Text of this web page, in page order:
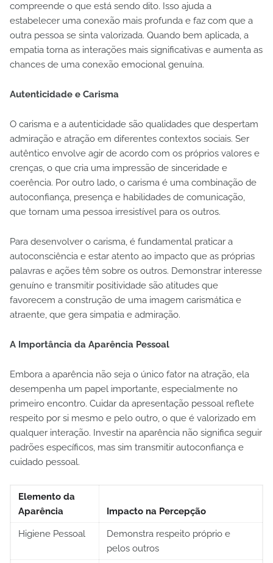
compreende o que está sendo dito. Isso ajuda a
estabelecer uma conexão mais profunda e faz com que a
outra pessoa se sinta valorizada. Quando bem aplicada, a
empatia torna as interações mais significativas e aumenta as
chances de uma conexão emocional genuína.
Autenticidade e Carisma
O carisma e a autenticidade são qualidades que despertam
admiração e atração em diferentes contextos sociais. Ser
autêntico envolve agir de acordo com os próprios valores e
crenças, o que cria uma impressão de sinceridade e
coerência. Por outro lado, o carisma é uma combinação de
autoconfiança, presença e habilidades de comunicação,
que tornam uma pessoa irresistível para os outros.
Para desenvolver o carisma, é fundamental praticar a
autoconsciência e estar atento ao impacto que as próprias
palavras e ações têm sobre os outros. Demonstrar interesse
genuíno e transmitir positividade são atitudes que
favorecem a construção de uma imagem carismática e
atraente, que gera simpatia e admiração.
A Importância da Aparência Pessoal
Embora a aparência não seja o único fator na atração, ela
desempenha um papel importante, especialmente no
primeiro encontro. Cuidar da apresentação pessoal reflete
respeito por si mesmo e pelo outro, o que é valorizado em
qualquer interação. Investir na aparência não significa seguir
padrões específicos, mas sim transmitir autoconfiança e
cuidado pessoal.
Elemento da
Aparência
Impacto na Percepção
Higiene Pessoal
Demonstra respeito próprio e
pelos outros